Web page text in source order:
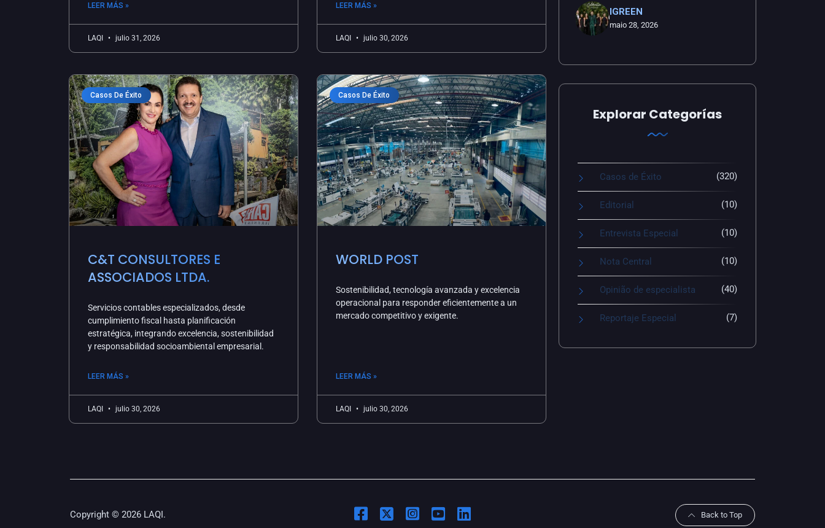
LEER MÁS »
LAQI julio 31, 2026
LEER MÁS »
LAQI julio 30, 2026
Casos De Éxito
C&T CONSULTORES E
ASSOCIADOS LTDA.
Servicios contables especializados, desde
cumplimiento fiscal hasta planificación
estratégica, integrando excelencia, sostenibilidad
y responsabilidad socioambiental empresarial.
LEER MÁS »
LAQI julio 30, 2026
Casos De Éxito
WORLD POST
Sostenibilidad, tecnología avanzada y excelencia
operacional para responder eficientemente a un
mercado competitivo y exigente.
LEER MÁS »
LAQI julio 30, 2026
IGREEN
maio 28, 2026
Explorar Categorías
Casos de Éxito (320)
Editorial (10)
Entrevista Especial (10)
Nota Central (10)
Opinião de especialista (40)
Reportaje Especial (7)
Copyright © 2026 LAQI. Back to Top